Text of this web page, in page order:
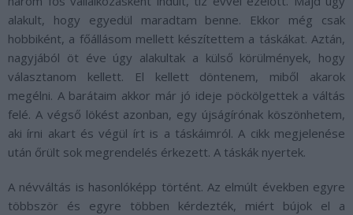
alakult, hogy egyedül maradtam benne. Ekkor még csak
hobbiként, a főállásom mellett készítettem a táskákat. Aztán,
nagyjából öt éve úgy alakultak a külső körülmények, hogy
választanom kellett. El kellett döntenem, miből akarok
megélni. A barátaim akkor már jó ideje pöckölgettek a váltás
felé. A végső lökést azonban, egy újságírónak köszönhetem,
aki írni akart és végül írt is a táskáimról. A cikk megjelenése
után őrült sok megrendelés érkezett. A táskák nyertek.
A névváltás is hasonlóképp történt. Az elmúlt években egyre
többször és egyre többen kérdezték, miért bújok el a